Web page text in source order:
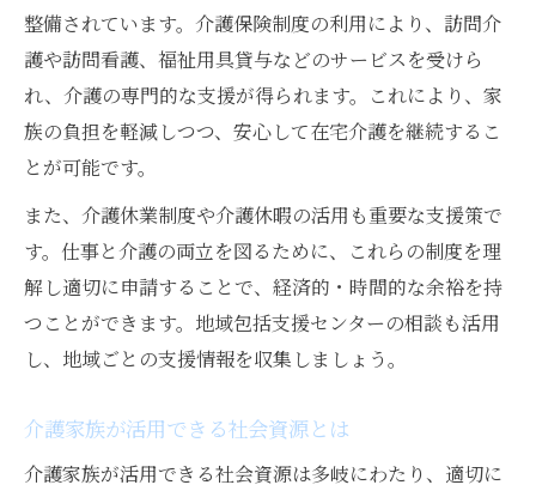
介護家族支援策を使いこなすための段取り
在宅介護でも安心の公的支援活用術
家族ができる現実的な介護サポート術
家族が実践できる介護サポートの工夫
介護で家族が直面する課題への対応策
家族の介護負担を減らす日常のポイント
介護家族のケアとサポートのバランス術
介護家族のストレス軽減に役立つ対策
在宅介護で役立つ家族ケアの実践例
介護負担による家族ストレスの軽減術
整備されています。介護保険制度の利用により、訪問介
護や訪問看護、福祉用具貸与などのサービスを受けら
れ、介護の専門的な支援が得られます。これにより、家
族の負担を軽減しつつ、安心して在宅介護を継続するこ
とが可能です。
また、介護休業制度や介護休暇の活用も重要な支援策で
す。仕事と介護の両立を図るために、これらの制度を理
解し適切に申請することで、経済的・時間的な余裕を持
つことができます。地域包括支援センターの相談も活用
し、地域ごとの支援情報を収集しましょう。
介護家族が活用できる社会資源とは
介護家族が活用できる社会資源は多岐にわたり、適切に